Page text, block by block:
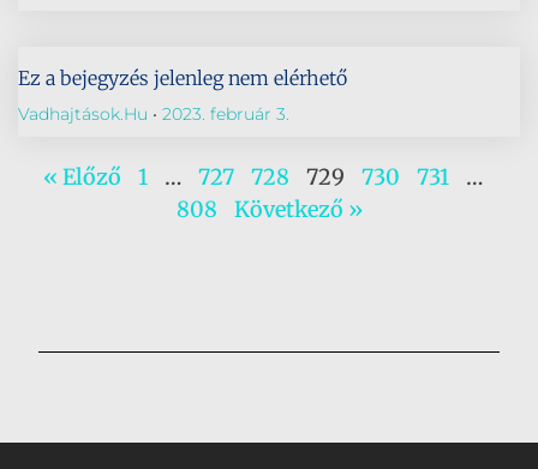
Ez a bejegyzés jelenleg nem elérhető
Vadhajtások.hu 2023. február 3.
« Előző 1 … 727 728 729 730 731
…
808
Következő »